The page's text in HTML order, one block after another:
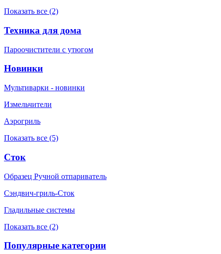
Показать все (2)
Техника для дома
Пароочистители с утюгом
Новинки
Мультиварки - новинки
Измельчители
Аэрогриль
Показать все (5)
Сток
Образец Ручной отпариватель
Сэндвич-гриль-Сток
Гладильные системы
Показать все (2)
Популярные категории